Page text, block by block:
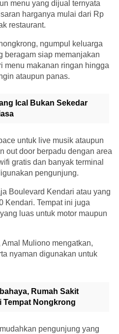
menu yang dijual ternyata
harganya mulai dari Rp
restaurant.
ngumpul keluarga
beragam siap memanjakan
menu makanan ringan hingga
ataupun panas.
Ical Bukan Sekedar
untuk live musik ataupun
out door berpadu dengan area
gratis dan banyak terminal
pengunjung.
Boulevard Kendari atau yang
Kendari. Tempat ini juga
luas untuk motor maupun
Muliono mengatkan,
nyaman digunakan untuk
Rumah Sakit
Tempat Nongkrong
pengunjung yang